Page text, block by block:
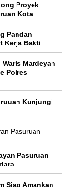
Proyek
Kota
Pandan
Kerja Bakti
Mardeyah
Polres
Kunjungi
Pasuruan
Siap Amankan